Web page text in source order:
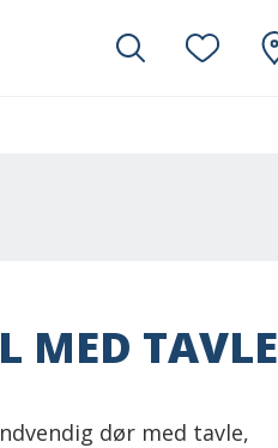
MED TAVLE
dør med tavle,